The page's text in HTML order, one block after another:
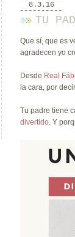
8.3.16
TU
Que sí, que es
agradecen yo
Desde Real
la cara, por
Tu padre tiene
divertido. Y